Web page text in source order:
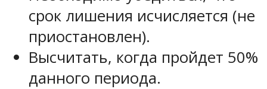
срок лишения исчисляется (не
приостановлен).
Высчитать, когда пройдет 50%
данного периода.